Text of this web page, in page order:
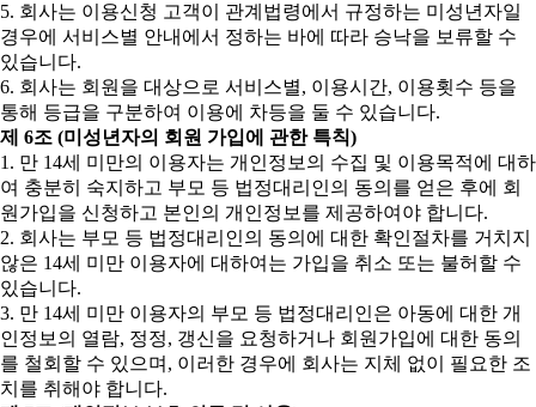
5. 회사는 이용신청 고객이 관계법령에서 규정하는 미성년자일
경우에 서비스별 안내에서 정하는 바에 따라 승낙을 보류할 수
있습니다.
6. 회사는 회원을 대상으로 서비스별, 이용시간, 이용횟수 등을
통해 등급을 구분하여 이용에 차등을 둘 수 있습니다.
제 6조 (미성년자의 회원 가입에 관한 특칙)
1. 만 14세 미만의 이용자는 개인정보의 수집 및 이용목적에 대하
여 충분히 숙지하고 부모 등 법정대리인의 동의를 얻은 후에 회
원가입을 신청하고 본인의 개인정보를 제공하여야 합니다.
2. 회사는 부모 등 법정대리인의 동의에 대한 확인절차를 거치지
않은 14세 미만 이용자에 대하여는 가입을 취소 또는 불허할 수
있습니다.
3. 만 14세 미만 이용자의 부모 등 법정대리인은 아동에 대한 개
인정보의 열람, 정정, 갱신을 요청하거나 회원가입에 대한 동의
를 철회할 수 있으며, 이러한 경우에 회사는 지체 없이 필요한 조
치를 취해야 합니다.